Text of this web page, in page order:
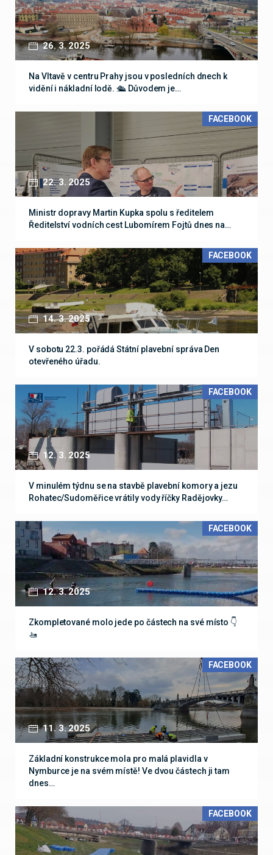
26. 3. 2025
Na Vltavě v centru Prahy jsou v posledních dnech k
vidění i nákladní lodě. 🛳️ Důvodem je…
22. 3. 2025
FACEBOOK
Ministr dopravy Martin Kupka spolu s ředitelem
Ředitelství vodních cest Lubomírem Fojtů dnes na…
14. 3. 2025
FACEBOOK
V sobotu 22.3. pořádá Státní plavební správa Den
otevřeného úřadu.
12. 3. 2025
FACEBOOK
V minulém týdnu se na stavbě plavební komory a jezu
Rohatec/Sudoměřice vrátily vody říčky Radějovky…
12. 3. 2025
FACEBOOK
Zkompletované molo jede po částech na své místo 👇
🚤
11. 3. 2025
FACEBOOK
Základní konstrukce mola pro malá plavidla v
Nymburce je na svém místě! Ve dvou částech ji tam
dnes…
FACEBOOK